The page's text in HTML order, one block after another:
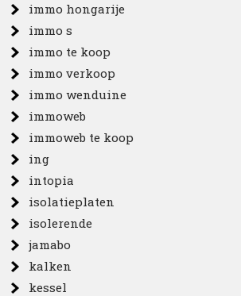
immo hongarije
immo s
immo te koop
immo verkoop
immo wenduine
immoweb
immoweb te koop
ing
intopia
isolatieplaten
isolerende
jamabo
kalken
kessel